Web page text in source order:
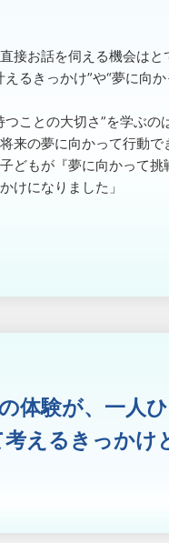
接お話を伺える機会はと
えるきっかけ”や“夢に向
ことの大切さ”を学ぶの
来の夢に向かって行動で
どもが『夢に向かって
けになりました」
体験が、一人
えるきっかけ